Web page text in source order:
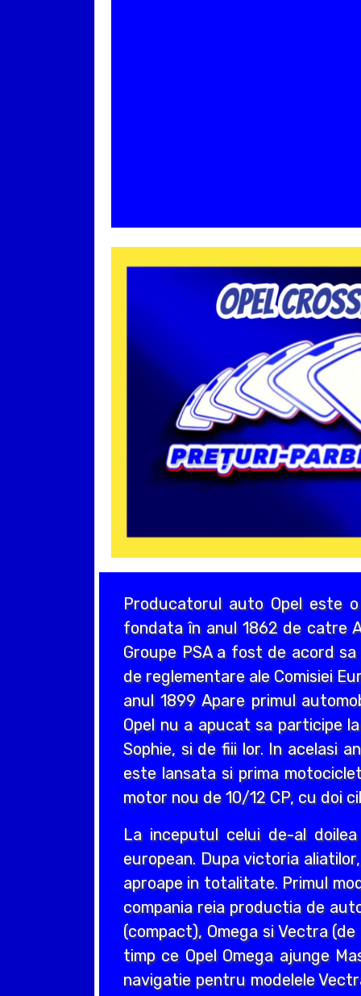
Producatorul auto Opel este
fondata în anul 1862 de catre
Groupe PSA a fost de acord
de reglementare ale Comisiei
anul 1899 Apare primul
Opel nu a apucat sa participe
Sophie, si de fiii lor. In acelasi
este lansata si prima
motor nou de 10/12 CP, cu doi
La inceputul celui de-al
european. Dupa victoria
aproape in totalitate. Primul
compania reia productia de
(compact), Omega si Vectra
timp ce Opel Omega ajunge
navigatie pentru modelele